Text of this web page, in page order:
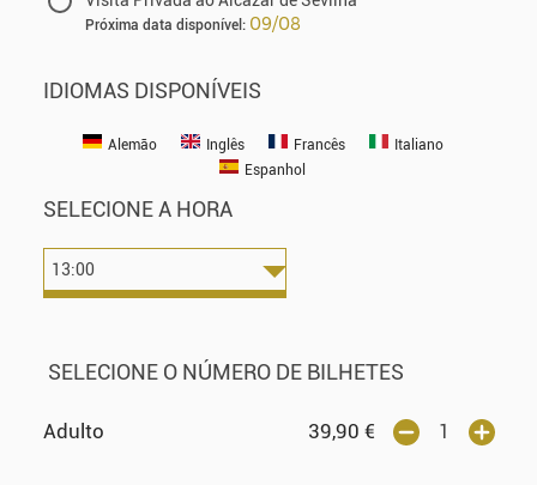
Próxima data disponível: 09/08
IDIOMAS DISPONÍVEIS
Alemão Inglês Francês
Italiano
Espanhol
SELECIONE A HORA
SELECIONE O NÚMERO DE BILHETES
Adulto 39,90 €